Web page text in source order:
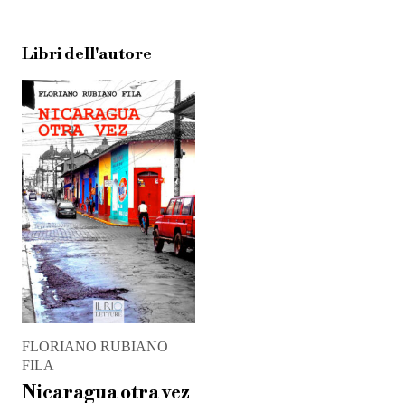
Libri dell'autore
FLORIANO RUBIANO
FILA
Nicaragua otra vez